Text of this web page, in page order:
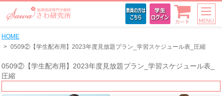
カート MENU
HOME
0509②【学生配布用】2023年度見放題プラン_学習スケジュール表_圧縮
0509②【学生配布用】2023年度見放題プラン_学習スケジュール表_
圧縮